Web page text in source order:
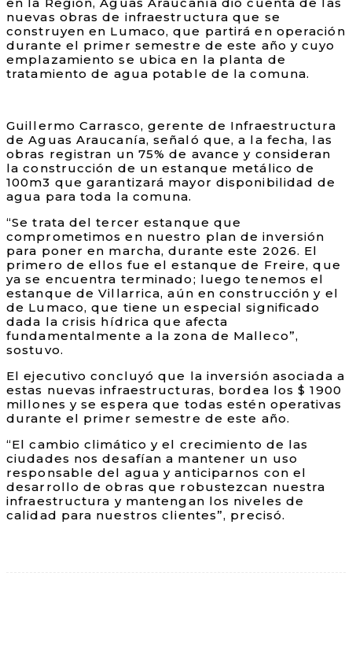
nuevas obras de infraestructura que se
construyen en Lumaco, que partirá en operación
durante el primer semestre de este año y cuyo
emplazamiento se ubica en la planta de
tratamiento de agua potable de la comuna.
Guillermo Carrasco, gerente de Infraestructura
de Aguas Araucanía, señaló que, a la fecha, las
obras registran un 75% de avance y consideran
la construcción de un estanque metálico de
100m3 que garantizará mayor disponibilidad de
agua para toda la comuna.
“Se trata del tercer estanque que
comprometimos en nuestro plan de inversión
para poner en marcha, durante este 2026. El
primero de ellos fue el estanque de Freire, que
ya se encuentra terminado; luego tenemos el
estanque de Villarrica, aún en construcción y el
de Lumaco, que tiene un especial significado
dada la crisis hídrica que afecta
fundamentalmente a la zona de Malleco”,
sostuvo.
El ejecutivo concluyó que la inversión asociada a
estas nuevas infraestructuras, bordea los $ 1900
millones y se espera que todas estén operativas
durante el primer semestre de este año.
“El cambio climático y el crecimiento de las
ciudades nos desafían a mantener un uso
responsable del agua y anticiparnos con el
desarrollo de obras que robustezcan nuestra
infraestructura y mantengan los niveles de
calidad para nuestros clientes”, precisó.